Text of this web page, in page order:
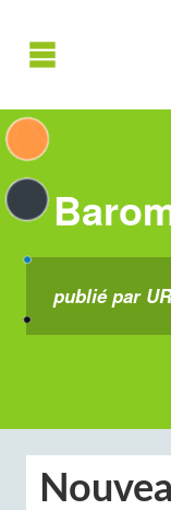
publié par